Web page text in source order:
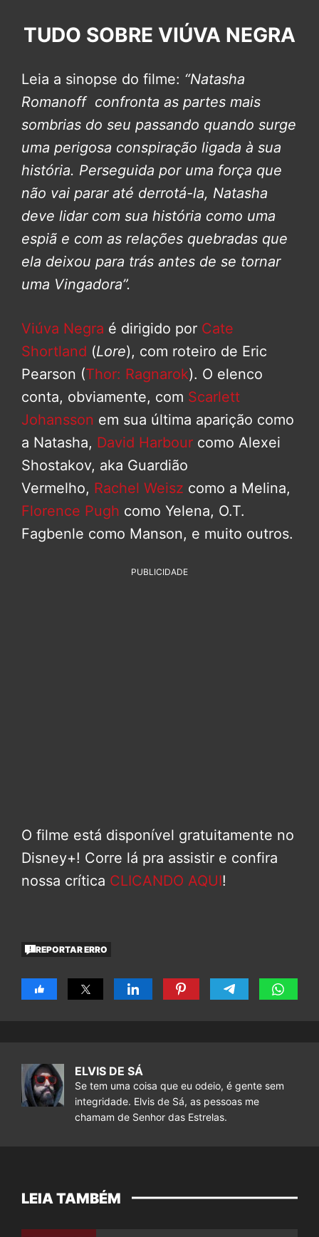
TUDO SOBRE VIÚVA NEGRA
Leia a sinopse do filme: “Natasha
Romanoff confronta as partes mais
sombrias do seu passando quando surge
uma perigosa conspiração ligada à sua
história. Perseguida por uma força que
não vai parar até derrotá-la, Natasha
deve lidar com sua história como uma
espiã e com as relações quebradas que
ela deixou para trás antes de se tornar
uma Vingadora”.
Viúva Negra é dirigido por Cate
Shortland (Lore), com roteiro de Eric
Pearson (Thor: Ragnarok). O elenco
conta, obviamente, com Scarlett
Johansson em sua última aparição como
a Natasha, David Harbour como Alexei
Shostakov, aka Guardião
Vermelho, Rachel Weisz como a Melina,
Florence Pugh como Yelena, O.T.
Fagbenle como Manson, e muito outros.
PUBLICIDADE
O filme está disponível gratuitamente no
Disney+! Corre lá pra assistir e confira
nossa crítica CLICANDO AQUI!
REPORTAR ERRO
ELVIS DE SÁ
Se tem uma coisa que eu odeio, é gente sem
integridade. Elvis de Sá, as pessoas me
chamam de Senhor das Estrelas.
LEIA TAMBÉM